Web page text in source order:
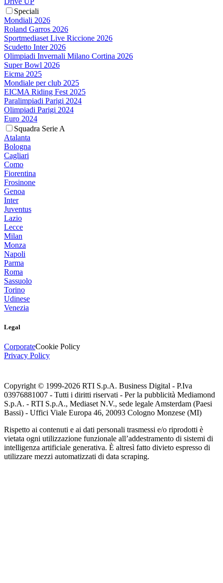
Speciali
Mondiali 2026
Roland Garros 2026
Sportmediaset Live Riccione 2026
Scudetto Inter 2026
Olimpiadi Invernali Milano Cortina 2026
Super Bowl 2026
Eicma 2025
Mondiale per club 2025
EICMA Riding Fest 2025
Paralimpiadi Parigi 2024
Olimpiadi Parigi 2024
Euro 2024
Squadra Serie A
Atalanta
Bologna
Cagliari
Como
Fiorentina
Frosinone
Genoa
Inter
Juventus
Lazio
Lecce
Milan
Monza
Napoli
Parma
Roma
Sassuolo
Torino
Udinese
Venezia
Legal
CorporateCookie Policy
Privacy Policy
Copyright © 1999-2026 RTI S.p.A. Business Digital - P.Iva
03976881007 - Tutti i diritti riservati - Per la pubblicità Mediamond
S.p.A. - RTI S.p.A., Mediaset N.V., sede legale Amsterdam (Paesi
Bassi) - Uffici Viale Europa 46, 20093 Cologno Monzese (MI)
Rispetto ai contenuti e ai dati personali trasmessi e/o riprodotti è
vietata ogni utilizzazione funzionale all’addestramento di sistemi di
intelligenza artificiale generativa. È altresì fatto divieto espresso di
utilizzare mezzi automatizzati di data scraping.